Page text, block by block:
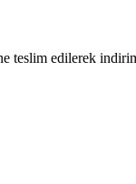
teslim edilerek